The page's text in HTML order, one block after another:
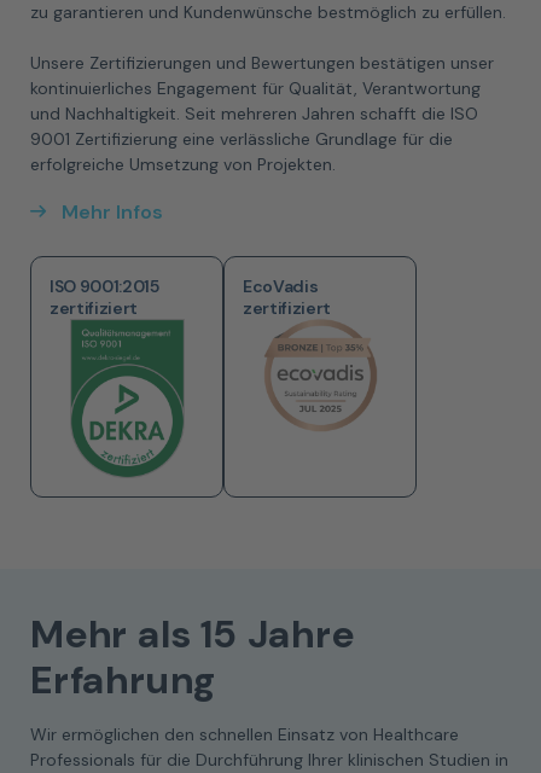
zu garantieren und Kundenwünsche bestmöglich zu erfüllen.
Unsere Zertifizierungen und Bewertungen bestätigen unser
kontinuierliches Engagement für Qualität, Verantwortung
und Nachhaltigkeit. Seit mehreren Jahren schafft die ISO
9001 Zertifizierung eine verlässliche Grundlage für die
erfolgreiche Umsetzung von Projekten.
Mehr Infos
ISO 9001:2015
zertifiziert
EcoVadis
zertifiziert
Mehr als 15 Jahre
Erfahrung
Wir ermöglichen den schnellen Einsatz von Healthcare
Professionals für die Durchführung Ihrer klinischen Studien in